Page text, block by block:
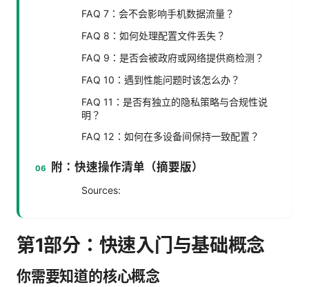
FAQ 7：会不会影响手机数据流量？
FAQ 8：如何处理配置文件丢失？
FAQ 9：是否会被政府或网络提供商检测？
FAQ 10：遇到性能问题时该怎么办？
FAQ 11：是否有独立的隐私策略与合规性说
明？
FAQ 12：如何在多设备间保持一致配置？
附：快速操作清单（摘要版）
Sources:
第1部分：快速入门与基础概念
你需要知道的核心概念